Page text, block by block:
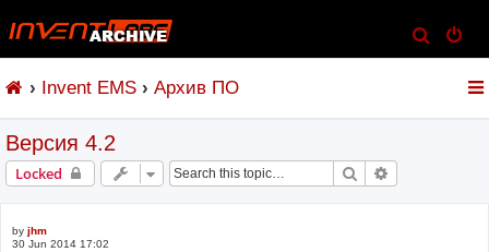
e
Invent EMS Архив ПО
Версия 4.2
Locked Search
by jhm
30 Jun 2014 17:02